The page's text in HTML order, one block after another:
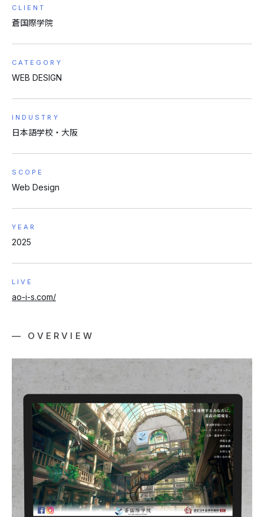
CLIENT
蒼国際学院
CATEGORY
WEB DESIGN
INDUSTRY
日本語学校・大阪
SCOPE
Web Design
YEAR
2025
LIVE
ao-i-s.com/
— OVERVIEW